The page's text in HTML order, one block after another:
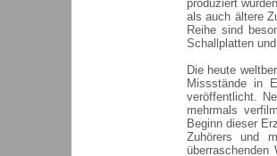
produziert
als auch ältere
Reihe sind
Schallplatten
Die heute
Missstände in
veröffentlicht.
mehrmals
Beginn dieser
Zuhörers und